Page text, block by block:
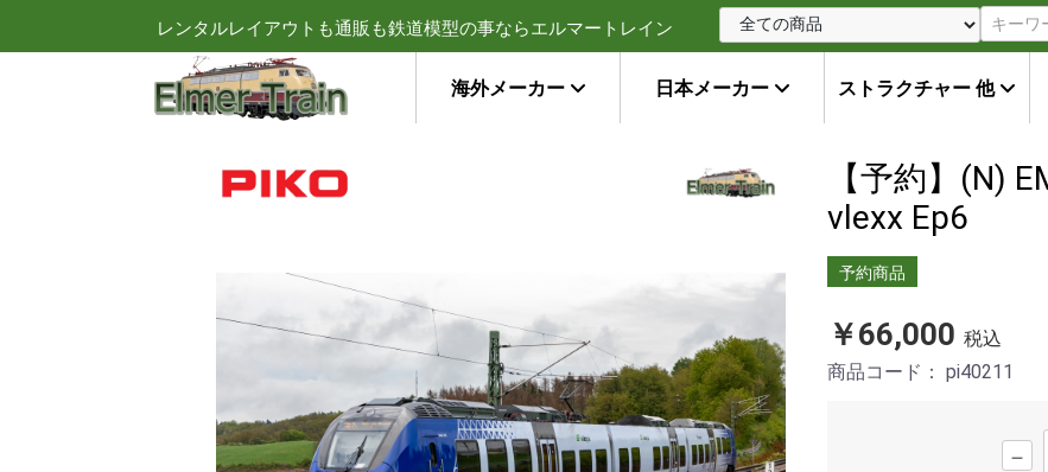
レンタルレイアウトも通販も鉄道模型の事ならエルマートレイン
海外メーカー 日本メーカー ストラクチャー 他
【予約】(N)
vlexx Ep6
予約商品
￥66,000 税込
商品コード： pi40211
－